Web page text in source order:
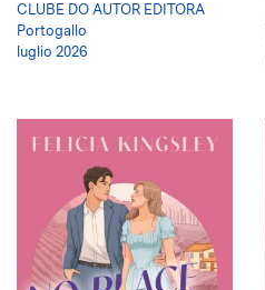
CLUBE DO AUTOR EDITORA
Portogallo
luglio 2026